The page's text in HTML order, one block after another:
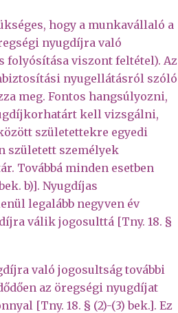
hogy a munkavállaló a
nyugdíjra való
folyósítása viszont feltétel). Az
nyugellátásról szóló
meg. Fontos hangsúlyozni,
kell vizsgálni,
között születettekre egyedi
született személyek
Továbbá minden esetben
b)]. Nyugdíjas
legalább negyven év
válik jogosulttá [Tny. 18. §
való jogosultság további
az öregségi nyugdíjat
[Tny. 18. § (2)-(3) bek.]. Ez